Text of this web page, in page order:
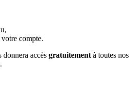
compte.
accès gratuitement à toutes nos